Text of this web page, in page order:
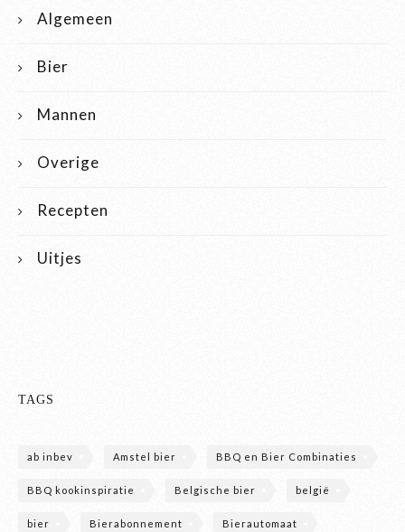
Algemeen
Bier
Mannen
Overige
Recepten
Uitjes
TAGS
ab inbev Amstel bier BBQ en Bier Combinaties
BBQ kookinspiratie Belgische bier belgië
bier Bierabonnement Bierautomaat